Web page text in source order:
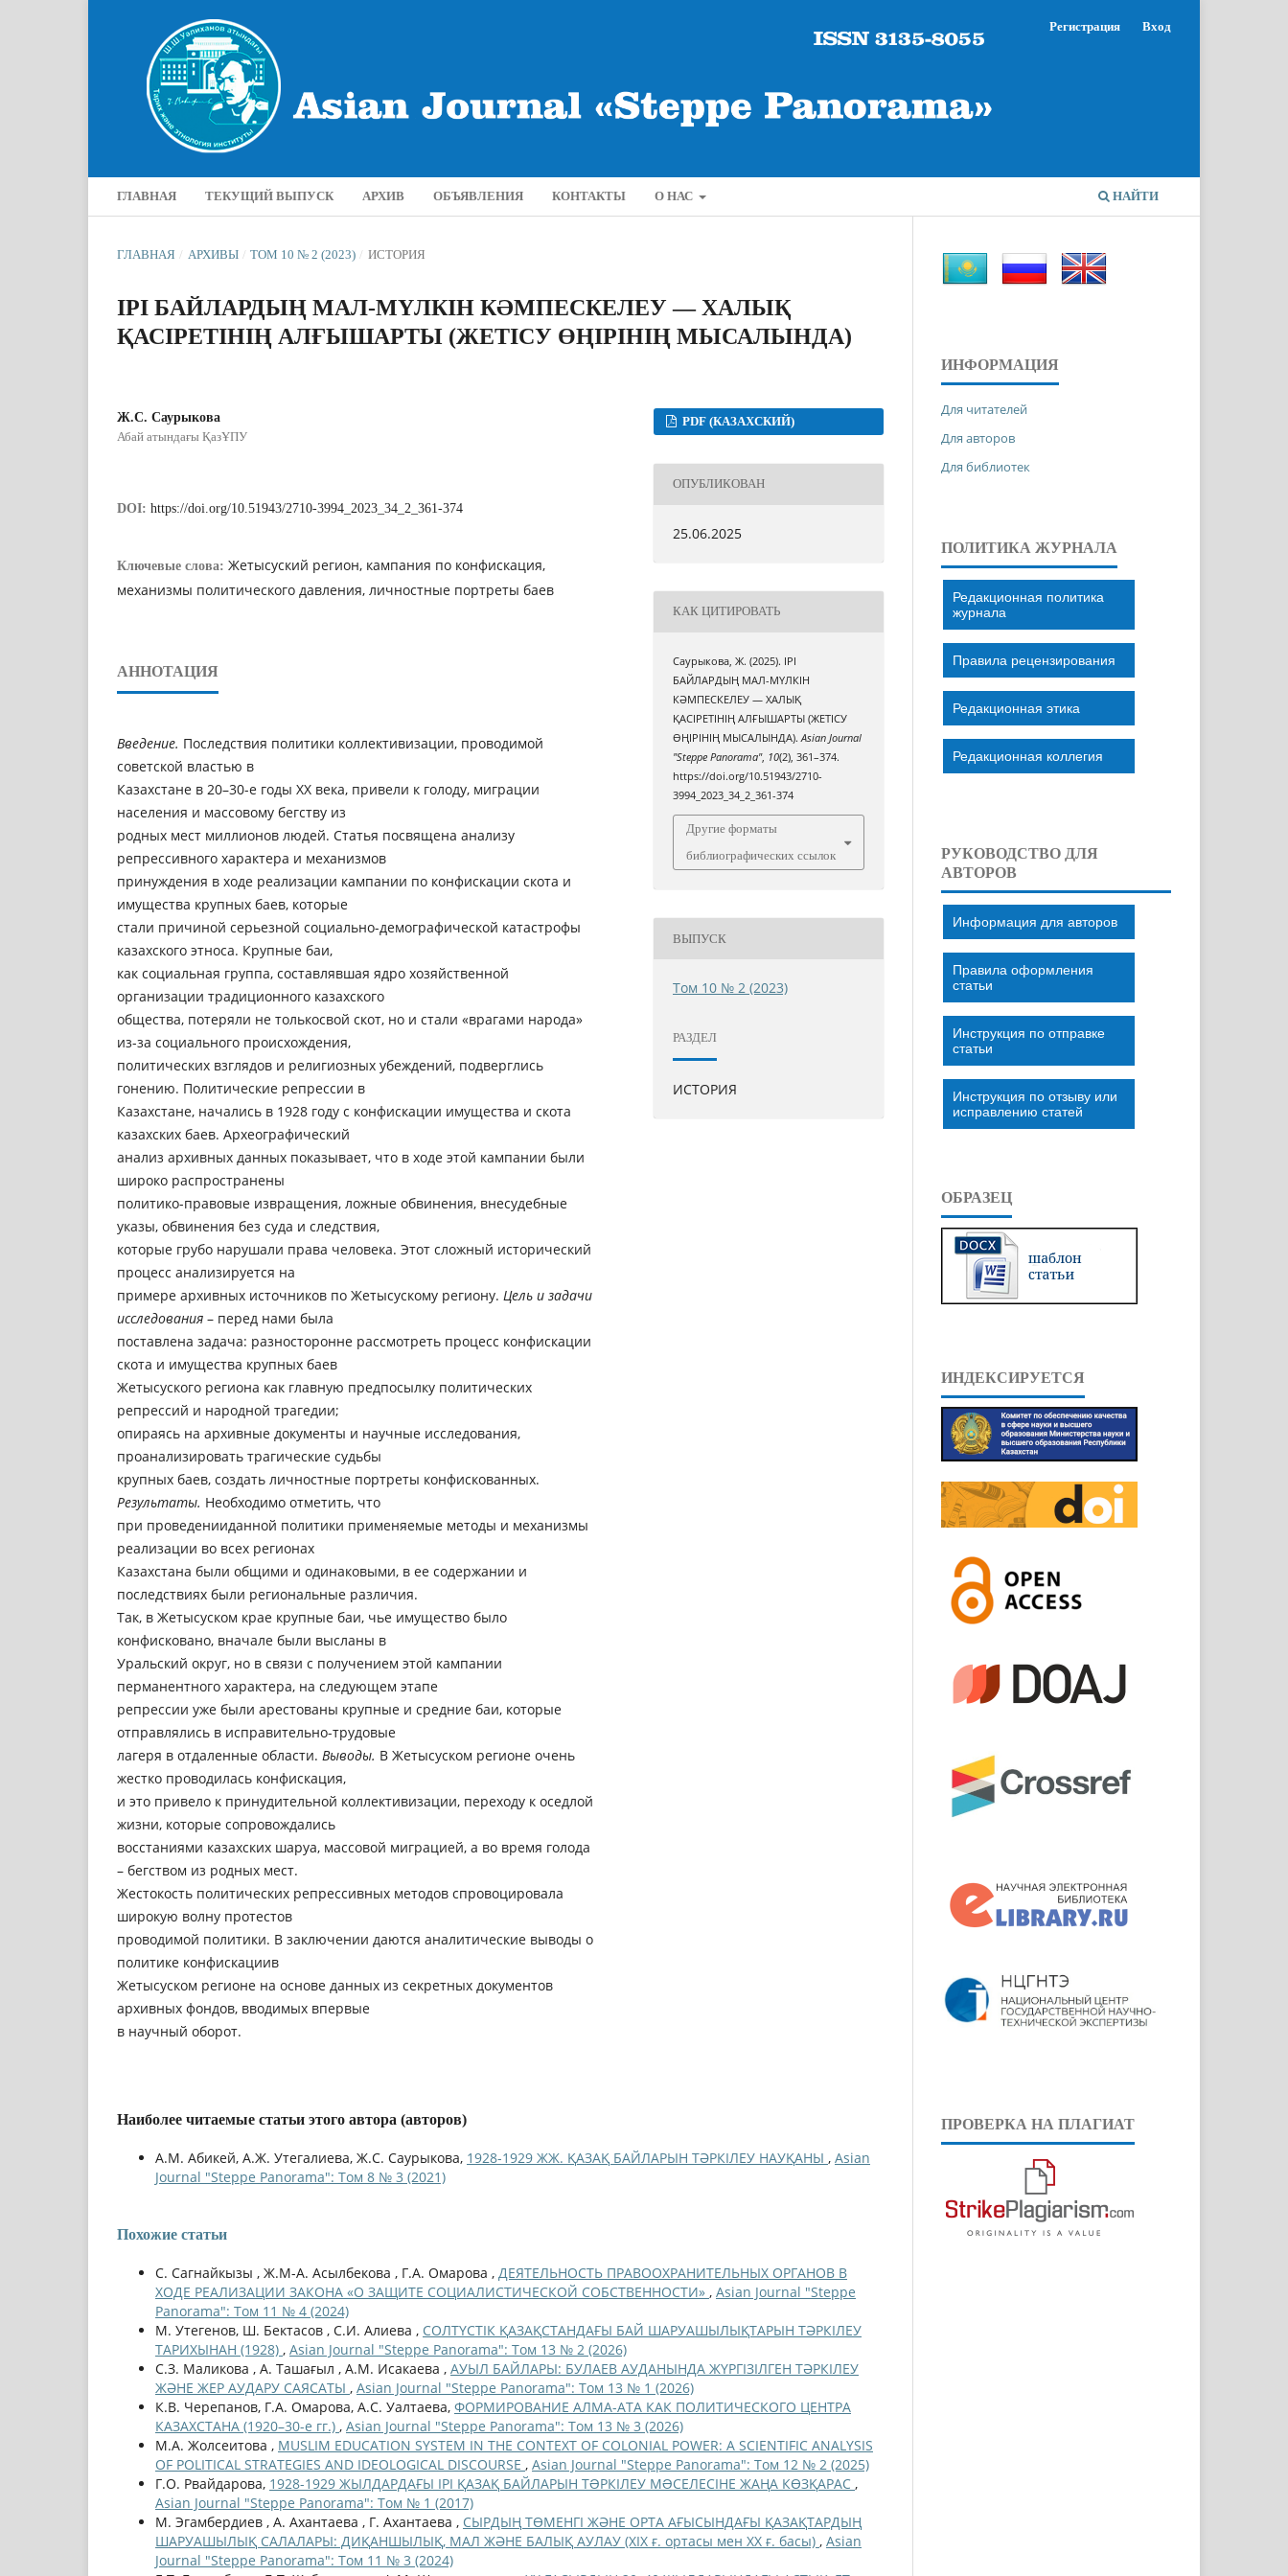
ГЛАВНАЯ ТЕКУЩИЙ ВЫПУСК АРХИВ ОБЪЯВЛЕНИЯ КОНТАКТЫ О НАС НАЙТИ
Регистрация Вход
ГЛАВНАЯ / АРХИВЫ / ТОМ 10 № 2 (2023) / ИСТОРИЯ
ІРІ БАЙЛАРДЫҢ МАЛ-МҮЛКІН КӘМПЕСКЕЛЕУ — ХАЛЫҚ
ҚАСІРЕТІНІҢ АЛҒЫШАРТЫ (ЖЕТІСУ ӨҢІРІНІҢ МЫСАЛЫНДА)
Ж.С. Саурыкова
Абай атындағы ҚазҰПУ
DOI: https://doi.org/10.51943/2710-3994_2023_34_2_361-374
Ключевые слова: Жетысуский регион, кампания по конфискация,
механизмы политического давления, личностные портреты баев
АННОТАЦИЯ
Введение. Последствия политики коллективизации, проводимой
советской властью в
Казахстане в 20–30-е годы ХХ века, привели к голоду, миграции
населения и массовому бегству из
родных мест миллионов людей. Статья посвящена анализу
репрессивного характера и механизмов
принуждения в ходе реализации кампании по конфискации скота и
имущества крупных баев, которые
стали причиной серьезной социально-демографической катастрофы
казахского этноса. Крупные баи,
как социальная группа, составлявшая ядро хозяйственной
организации традиционного казахского
общества, потеряли не толькосвой скот, но и стали «врагами народа»
из-за социального происхождения,
политических взглядов и религиозных убеждений, подверглись
гонению. Политические репрессии в
Казахстане, начались в 1928 году с конфискации имущества и скота
казахских баев. Археографический
анализ архивных данных показывает, что в ходе этой кампании были
широко распространены
политико-правовые извращения, ложные обвинения, внесудебные
указы, обвинения без суда и следствия,
которые грубо нарушали права человека. Этот сложный исторический
процесс анализируется на
примере архивных источников по Жетысускому региону. Цель и задачи
исследования – перед нами была
поставлена задача: разносторонне рассмотреть процесс конфискации
скота и имущества крупных баев
Жетысуского региона как главную предпосылку политических
репрессий и народной трагедии;
опираясь на архивные документы и научные исследования,
проанализировать трагические судьбы
крупных баев, создать личностные портреты конфискованных.
Результаты. Необходимо отметить, что
при проведенииданной политики применяемые методы и механизмы
реализации во всех регионах
Казахстана были общими и одинаковыми, в ее содержании и
последствиях были региональные различия.
Так, в Жетысуском крае крупные баи, чье имущество было
конфисковано, вначале были высланы в
Уральский округ, но в связи с получением этой кампании
перманентного характера, на следующем этапе
репрессии уже были арестованы крупные и средние баи, которые
отправлялись в исправительно-трудовые
лагеря в отдаленные области. Выводы. В Жетысуском регионе очень
жестко проводилась конфискация,
и это привело к принудительной коллективизации, переходу к оседлой
жизни, которые сопровождались
восстаниями казахских шаруа, массовой миграцией, а во время голода
– бегством из родных мест.
Жестокость политических репрессивных методов спровоцировала
широкую волну протестов
проводимой политики. В заключении даются аналитические выводы о
политике конфискациив
Жетысуском регионе на основе данных из секретных документов
архивных фондов, вводимых впервые
в научный оборот.
PDF (КАЗАХСКИЙ)
ОПУБЛИКОВАН
25.06.2025
КАК ЦИТИРОВАТЬ
Саурыкова, Ж. (2025). ІРІ
БАЙЛАРДЫҢ МАЛ-МҮЛКІН
КӘМПЕСКЕЛЕУ — ХАЛЫҚ
ҚАСІРЕТІНІҢ АЛҒЫШАРТЫ (ЖЕТІСУ
ӨҢІРІНІҢ МЫСАЛЫНДА).Asian Journal
"Steppe Panorama", 10(2), 361–374.
https://doi.org/10.51943/2710-
3994_2023_34_2_361-374
Другие форматы
библиографических ссылок
ВЫПУСК
Том 10 № 2 (2023)
РАЗДЕЛ
ИСТОРИЯ
Наиболее читаемые статьи этого автора (авторов)
А.М. Абикей, А.Ж. Утегалиева, Ж.С. Саурыкова, 1928-1929 ЖЖ. ҚАЗАҚ БАЙЛАРЫН ТӘРКІЛЕУ НАУҚАНЫ , Asian
Journal "Steppe Panorama": Том 8 № 3 (2021)
Похожие статьи
С. Сагнайкызы , Ж.М-А. Асылбекова , Г.А. Омарова , ДЕЯТЕЛЬНОСТЬ ПРАВООХРАНИТЕЛЬНЫХ ОРГАНОВ В
ХОДЕ РЕАЛИЗАЦИИ ЗАКОНА «О ЗАЩИТЕ СОЦИАЛИСТИЧЕСКОЙ СОБСТВЕННОСТИ» , Asian Journal "Steppe
Panorama": Том 11 № 4 (2024)
М. Утегенов, Ш. Бектасов , С.И. Алиева , СОЛТҮСТІК ҚАЗАҚСТАНДАҒЫ БАЙ ШАРУАШЫЛЫҚТАРЫН ТӘРКІЛЕУ
ТАРИХЫНАН (1928) , Asian Journal "Steppe Panorama": Том 13 № 2 (2026)
С.З. Маликова , А. Ташағыл , А.М. Исакаева , АУЫЛ БАЙЛАРЫ: БУЛАЕВ АУДАНЫНДА ЖҮРГІЗІЛГЕН ТӘРКІЛЕУ
ЖӘНЕ ЖЕР АУДАРУ САЯСАТЫ , Asian Journal "Steppe Panorama": Том 13 № 1 (2026)
К.В. Черепанов, Г.А. Омарова, А.С. Уалтаева, ФОРМИРОВАНИЕ АЛМА-АТА КАК ПОЛИТИЧЕСКОГО ЦЕНТРА
КАЗАХСТАНА (1920–30-е гг.) , Asian Journal "Steppe Panorama": Том 13 № 3 (2026)
М.А. Жолсеитова , MUSLIM EDUCATION SYSTEM IN THE CONTEXT OF COLONIAL POWER: A SCIENTIFIC ANALYSIS
OF POLITICAL STRATEGIES AND IDEOLOGICAL DISCOURSE , Asian Journal "Steppe Panorama": Том 12 № 2 (2025)
Г.О. Рвайдарова, 1928-1929 ЖЫЛДАРДАҒЫ ІРІ ҚАЗАҚ БАЙЛАРЫН ТƏРКІЛЕУ МƏСЕЛЕСІНЕ ЖАҢА КӨЗҚАРАС ,
Asian Journal "Steppe Panorama": Том № 1 (2017)
М. Эгамбердиев , А. Ахантаева , Г. Ахантаева , СЫРДЫҢ ТӨМЕНГІ ЖӘНЕ ОРТА АҒЫСЫНДАҒЫ ҚАЗАҚТАРДЫҢ
ШАРУАШЫЛЫҚ САЛАЛАРЫ: ДИҚАНШЫЛЫҚ, МАЛ ЖӘНЕ БАЛЫҚ АУЛАУ (ХIХ ғ. ортасы мен ХХ ғ. басы) , Asian
Journal "Steppe Panorama": Том 11 № 3 (2024)
ИНФОРМАЦИЯ
Для читателей
Для авторов
Для библиотек
ПОЛИТИКА ЖУРНАЛА
Редакционная политика
журнала
Правила рецензирования
Редакционная этика
Редакционная коллегия
РУКОВОДСТВО ДЛЯ
АВТОРОВ
Информация для авторов
Правила оформления
статьи
Инструкция по отправке
статьи
Инструкция по отзыву или
исправлению статей
ОБРАЗЕЦ
ИНДЕКСИРУЕТСЯ
ПРОВЕРКА НА ПЛАГИАТ